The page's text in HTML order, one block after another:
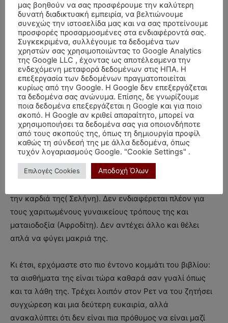
πλούσια. Η Αφροδίτη αφήνει την έξαρση της κι έτσι ο
γυναικείος της εγωισμός σταματά να κυβερνά το κεφάλι
της κι έτσι τα κίνητρα της αλλάζουν ριζικά. Τώρα με ένα
νηφάλιο Κεφάλι που πιθανόν – επιτέλους!- μπήκε στο
ζώδιο που κυβερνά ο σημειοδότης του κυρίου Ρετ και
επιπλέον κέρδισε και κάποια θεμελιώδη δύναμη,
συνειδητοποιεί ότι το μόνο που ήθελε ήταν ο Ρετ, ούτε
τα χρήματα ούτε οτιδήποτε άλλο, αλλά ήταν πολύ
υπερήφανη και τυφλωμένη από την προηγούμενη
κατάσταση και δεν μπορούσε να το καταλάβει.
Δυστυχώς δεν είναι η μόνη που άλλαξε υποδοχές
αφήνοντας τα προηγούμενα ζώδια! Ο Ρετ έχει αλλάξει.
την καρδιά της( Σελήνη). Δεν ενδιαφέρεται πλέον για
τους χαριτωμένους γυναικείους τρόπους της και
ματαιοδοξία (Αφροδίτη). Δεν αντέχει άλλο και θέλει
απλά να φύγει μακριά της.
Κι έτσι, ερχόμαστε στο πιο έντονο κομμάτι του βιβλίου:
τα αισθήματα της είναι τώρα καθαρά σαν γυαλί όπως
και τα λάθη της. Τρέχει λοιπόν στον Ρετ να του ζητήσει
συγχώρεση και μια δεύτερη ευκαιρία, αλλά
ανακαλύπτει ότι δεν είναι πια πρόθυμος να είναι μαζί
μας βοηθούν να σας προσφέρουμε την καλύτερη
δυνατή διαδικτυακή εμπειρία, να βελτιώνουμε
συνεχώς την ιστοσελίδα μας και να σας προτείνουμε
προσφορές προσαρμοσμένες στα ενδιαφέροντά σας.
Συγκεκριμένα, συλλέγουμε τα δεδομένα των
χρηστών σας χρησιμοποιώντας το Google Analytics
της Google LLC , έχοντας ως αποτέλεσμενα την
ενδεχόμενη μεταφορά δεδομένων στις ΗΠΑ. Η
επεξεργασία των δεδομένων πραγματοποιείται
κυρίως από την Google. Η Google δεν επεξεργάζεται
τα δεδομένα σας ανώνυμα. Επίσης, δε γνωρίζουμε
ποια δεδομένα επεξεργάζεται η Google και για ποιο
σκοπό. Η Google αν κριθεί απαραίτητο, μπορεί να
χρησιμοποιήσει τα δεδομένα σας για οποιονδήποτε
από τους σκοπούς της, όπως τη δημιουργία προφίλ
καθώς τη σύνδεσή της με άλλα δεδομένα, όπως
τυχόν λογαριασμούς Google. "Cookie Settings" .
Επιλογές Cookies Αποδοχή Όλων